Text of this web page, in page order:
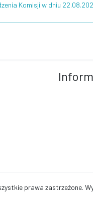
Komisji w dniu
prawa zastrzeżone.